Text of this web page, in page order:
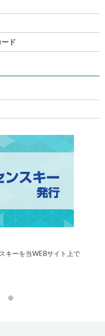
ド
キーを当WEBサイト上で